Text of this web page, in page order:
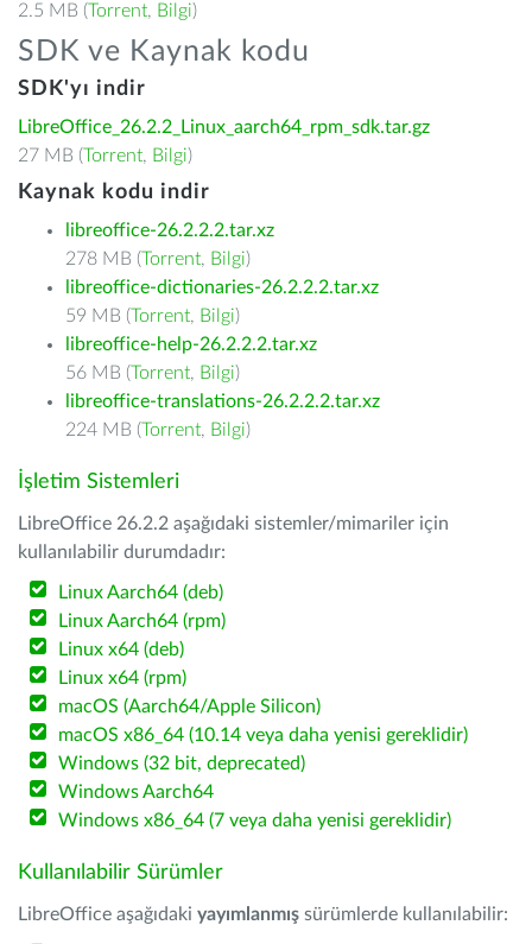
2.5 MB (Torrent, Bilgi)
SDK ve Kaynak kodu
SDK'yı indir
LibreOffice_26.2.2_Linux_aarch64_rpm_sdk.tar.gz
27 MB (Torrent, Bilgi)
Kaynak kodu indir
libreoffice-26.2.2.2.tar.xz
278 MB (Torrent, Bilgi)
libreoffice-dictionaries-26.2.2.2.tar.xz
59 MB (Torrent, Bilgi)
libreoffice-help-26.2.2.2.tar.xz
56 MB (Torrent, Bilgi)
libreoffice-translations-26.2.2.2.tar.xz
224 MB (Torrent, Bilgi)
İşletim Sistemleri
LibreOffice 26.2.2 aşağıdaki sistemler/mimariler için
kullanılabilir durumdadır:
Linux Aarch64 (deb)
Linux Aarch64 (rpm)
Linux x64 (deb)
Linux x64 (rpm)
macOS (Aarch64/Apple Silicon)
macOS x86_64 (10.14 veya daha yenisi gereklidir)
Windows (32 bit, deprecated)
Windows Aarch64
Windows x86_64 (7 veya daha yenisi gereklidir)
Kullanılabilir Sürümler
LibreOffice aşağıdaki yayımlanmış sürümlerde kullanılabilir: